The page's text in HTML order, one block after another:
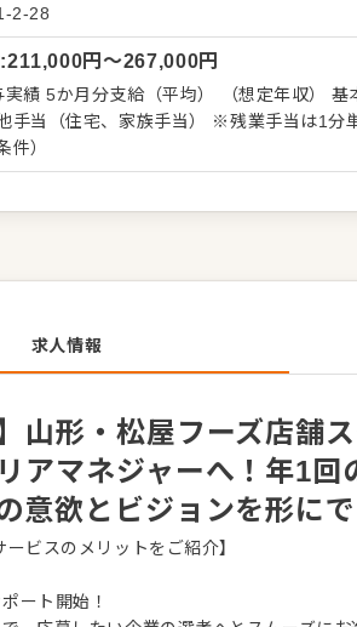
アマネジャーを補佐 ・エリアマネジャー：10〜20店舗
に基づきながらも、自分の考えによる店
的な立場で裁量ある取り組みを行えます。 さらに、全社員を対象に将来のビ
部署を年1回申告する「自己申告書」の制
ど、一人ひとりの思いや意欲を活かした
。
2-28
:211,000円〜267,000円
実績 5か月分支給（平均） （想定年収）
手当（住宅、家族手当） ※残業手当は1
件）
求人情報
山形・松屋フーズ店舗
アマネジャーへ！年1回
意欲とビジョンを形にで
ービスのメリットをご紹介】
ート開始！